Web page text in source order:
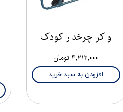
واکر چرخدار کودک
۴,۲۱۲,۰۰۰ تومان
افزودن به سبد خرید